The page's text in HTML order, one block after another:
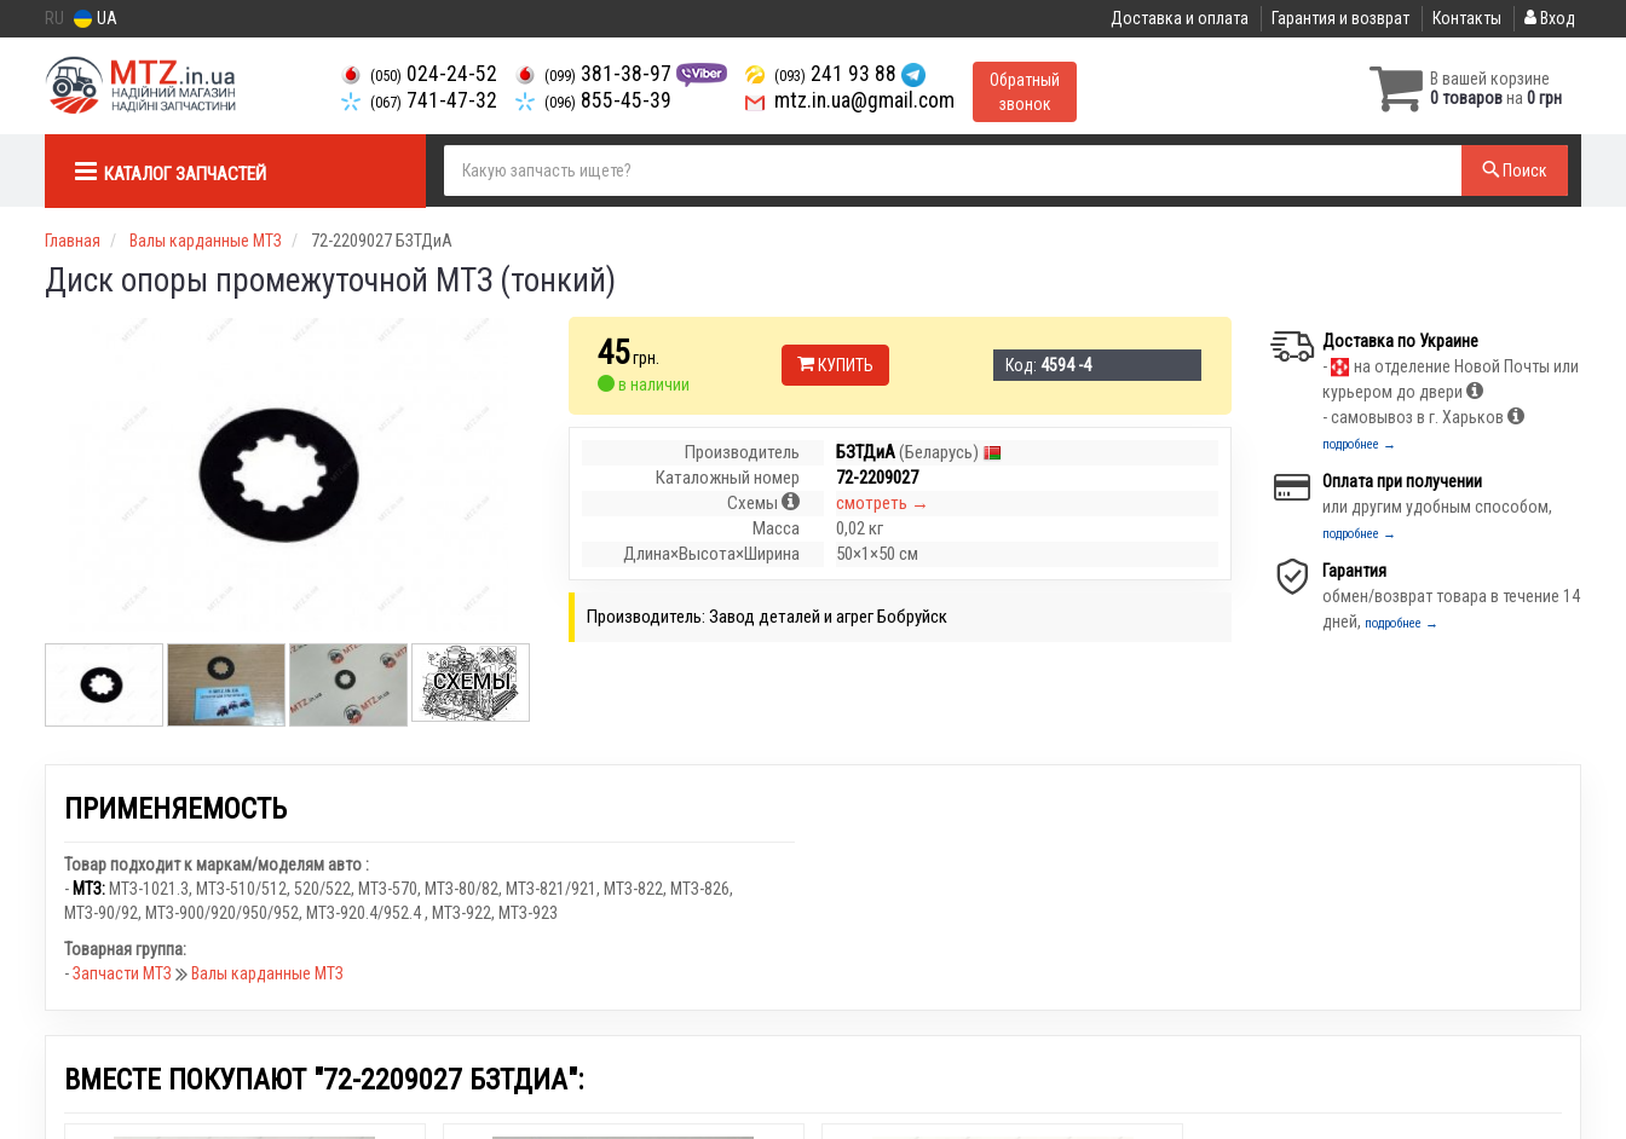
RU UA Доставка и оплата Гарантия и возврат Контакты Вход
(050) 024-24-52
(067) 741-47-32
(099) 381-38-97
(096) 855-45-39
(093) 241 93 88
mtz.in.ua@gmail.com
Обратный
звонок
В вашей корзине
0 товаровна 0 грн
КАТАЛОГ ЗАПЧАСТЕЙ Поиск
Главная Валы карданные МТЗ 72-2209027 БЗТДиА
Диск опоры промежуточной МТЗ (тонкий)
45грн.
в наличии
КУПИТЬ Код:4594 -4
Производитель БЗТДиА(Беларусь)
Каталожный номер
72-2209027
Схемы
смотреть →
Масса
0,02 кг
Длина×Высота×Ширина
50×1×50 см
Производитель: Завод деталей и агрег Бобруйск
Доставка по Украине
-
на отделение Новой Почты или
курьером до двери
- самовывоз в г. Харьков
подробнее →
Оплата при получении
или другим удобным способом,
подробнее →
Гарантия
обмен/возврат товара в течение 14
дней, подробнее →
ПРИМЕНЯЕМОСТЬ
Товар подходит к маркам/моделям авто :
- МТЗ:МТЗ-1021.3, МТЗ-510/512, 520/522, МТЗ-570, МТЗ-80/82, МТЗ-821/921, МТЗ-822, МТЗ-826,
МТЗ-90/92, МТЗ-900/920/950/952, МТЗ-920.4/952.4, МТЗ-922, МТЗ-923
Товарная группа:
-Запчасти МТЗ Валы карданные МТЗ
ВМЕСТЕ ПОКУПАЮТ "72-2209027 БЗТДИА":